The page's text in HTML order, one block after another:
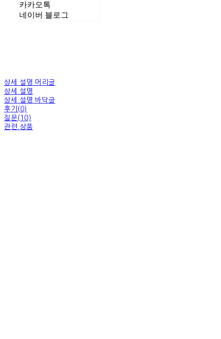
카카오톡
네이버 블로그
상세 설명 머리글
상세 설명
상세 설명 바닥글
후기(0)
질문(10)
관련 상품